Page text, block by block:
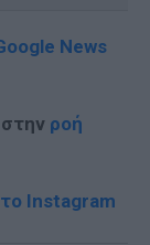
News
ροή
Instagram